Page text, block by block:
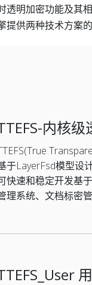
透明加密功能及
供两种技术方案
内核
于LayerFsd模型设
快速和稳定开发基
理系统、文档标密